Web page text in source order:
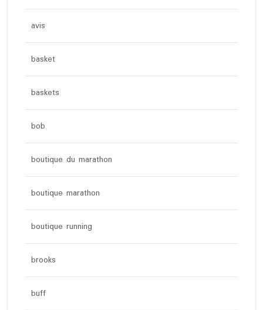
avis
basket
baskets
bob
boutique du marathon
boutique marathon
boutique running
brooks
buff